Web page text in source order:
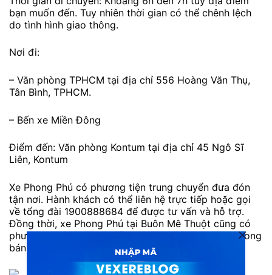
bạn muốn đến. Tuy nhiên thời gian có thể chênh lệch
do tình hình giao thông.
Nơi đi:
– Văn phòng TPHCM tại địa chỉ 556 Hoàng Văn Thụ,
Tân Bình, TPHCM.
– Bến xe Miền Đông
Điểm đến: Văn phòng Kontum tại địa chỉ 45 Ngô Sĩ
Liên, Kontum
Xe Phong Phú có phương tiện trung chuyển đưa đón
tận nơi. Hành khách có thể liên hệ trực tiếp hoặc gọi
về tổng đài 1900888684 để được tư vấn và hỗ trợ.
Đồng thời, xe Phong Phú tại Buôn Mê Thuột cũng có
phương tiện trung chuyển đưa đón khách tận nơi trong
bán kính 10km.